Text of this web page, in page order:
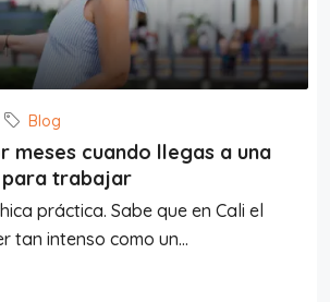
Blog
meses cuando llegas a una
para trabajar
práctica. Sabe que en Cali el
tan intenso como un...